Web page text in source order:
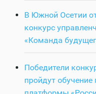
В Южной Осетии
конкурс
«Команда
Победители
пройдут